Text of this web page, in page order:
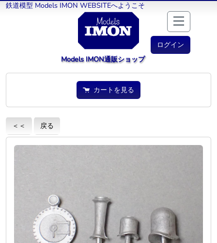
鉄道模型 Models IMON WEBSITEへようこそ
ログイン
Models IMON通販ショップ
カートを見る
＜＜ 戻る